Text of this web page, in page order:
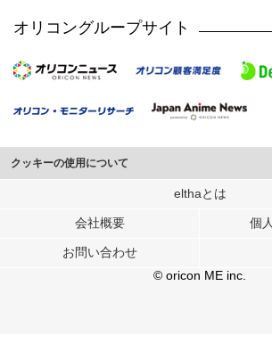
オリコングループサイト
クッキーの使用について
このサイトでは Cookie を使用して、ユーザーに合わ
行っています。
メディアや広告配信、データ解析の各パートナーに提
各パートナーは、この情報とユーザーが各パートナー
ユーザーが各パートナーのサービスを使用したときに
elthaとは
会社概要 個
お問い合わせ
© oricon ME inc.